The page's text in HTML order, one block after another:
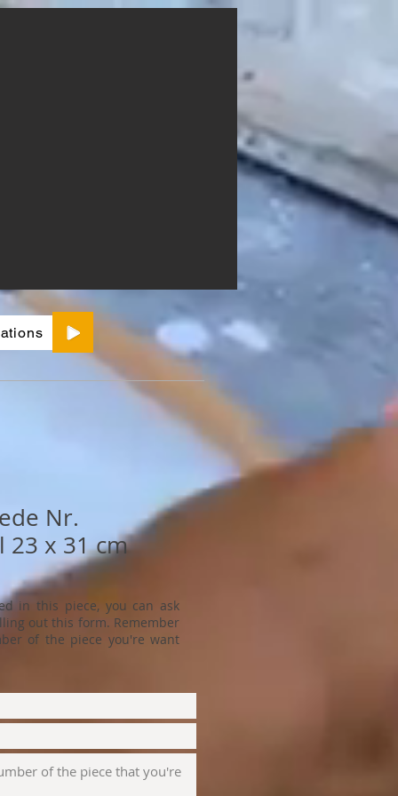
in this piece, you can ask
out this form. Remember
of the piece you're want
Nr.
23 x 31 cm